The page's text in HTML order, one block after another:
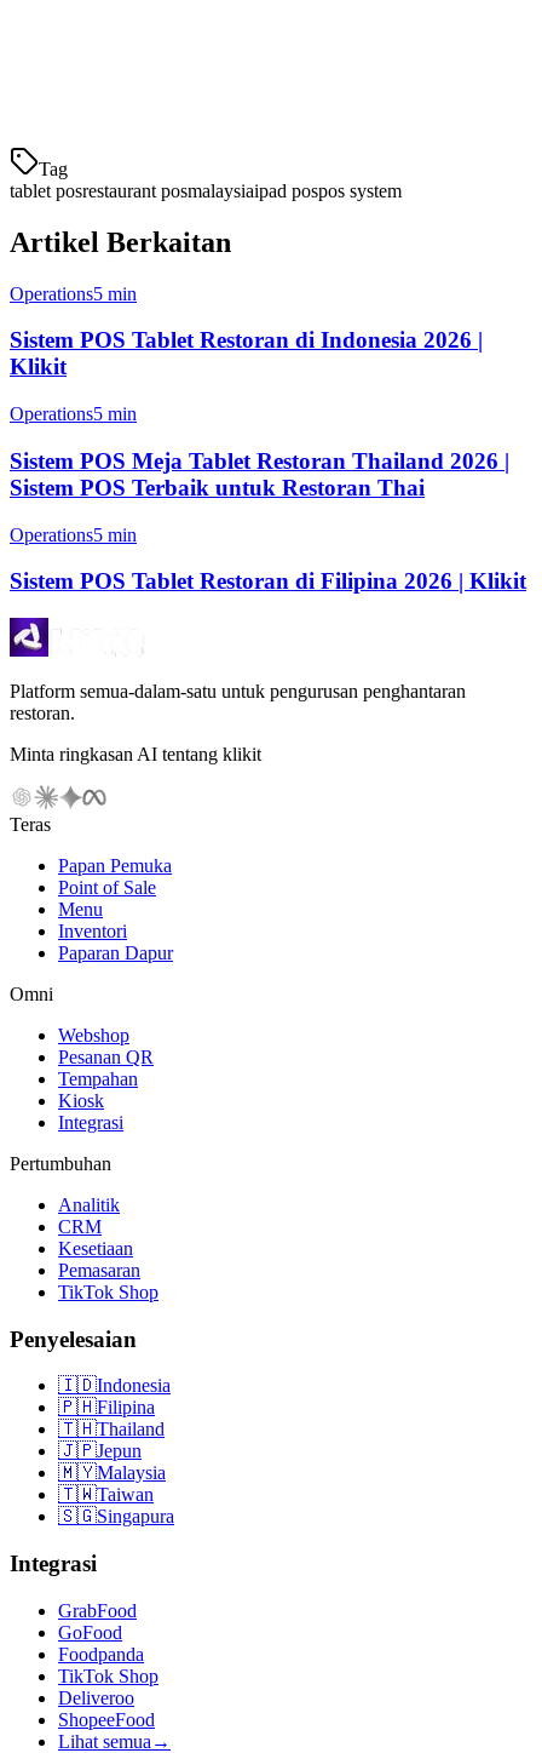
Tag
tablet posrestaurant posmalaysiaipad pospos system
Artikel Berkaitan
Operations5 min
Sistem POS Tablet Restoran di Indonesia 2026 |
Klikit
Operations5 min
Sistem POS Meja Tablet Restoran Thailand 2026 |
Sistem POS Terbaik untuk Restoran Thai
Operations5 min
Sistem POS Tablet Restoran di Filipina 2026 | Klikit
Platform semua-dalam-satu untuk pengurusan penghantaran
restoran.
Minta ringkasan AI tentang klikit
Teras
Papan Pemuka
Point of Sale
Menu
Inventori
Paparan Dapur
Omni
Webshop
Pesanan QR
Tempahan
Kiosk
Integrasi
Pertumbuhan
Analitik
CRM
Kesetiaan
Pemasaran
TikTok Shop
Penyelesaian
🇮🇩Indonesia
🇵🇭Filipina
🇹🇭Thailand
🇯🇵Jepun
🇲🇾Malaysia
🇹🇼Taiwan
🇸🇬Singapura
Integrasi
GrabFood
GoFood
Foodpanda
TikTok Shop
Deliveroo
ShopeeFood
Lihat semua →